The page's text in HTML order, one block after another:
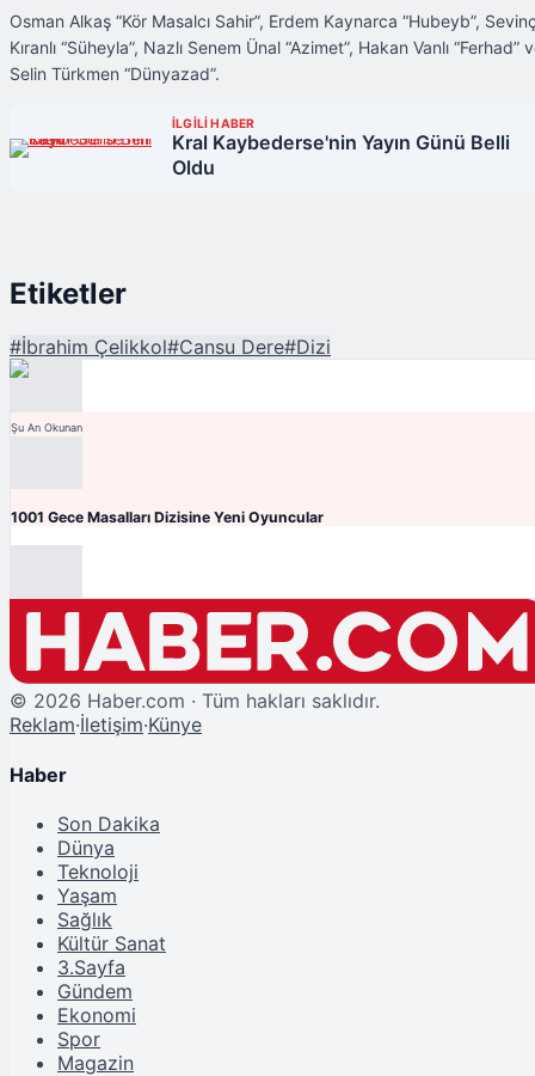
Osman Alkaş “Kör Masalcı Sahir”, Erdem Kaynarca “Hubeyb”,
Kıranlı “Süheyla”, Nazlı Senem Ünal “Azimet”, Hakan Vanlı “Ferhad”
Selin Türkmen “Dünyazad”.
İLGİLİ HABER
Kral Kaybederse'nin Yayın Günü Belli
Oldu
Etiketler
#İbrahim Çelikkol#Cansu Dere#Dizi
Şu An Okunan
1001 Gece Masalları Dizisine Yeni Oyuncular
© 2026 Haber.com · Tüm hakları saklıdır.
Reklam·İletişim·Künye
Haber
Son Dakika
Dünya
Teknoloji
Yaşam
Sağlık
Kültür Sanat
3.Sayfa
Gündem
Ekonomi
Spor
Magazin